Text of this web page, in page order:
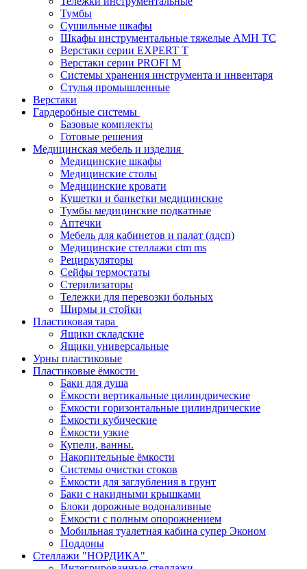
Тумбы
Cушильные шкафы
Шкафы инструментальные тяжелые AMH TC
Верстаки серии EXPERT T
Верстаки серии PROFI M
Системы хранения инструмента и инвентаря
Стулья промышленные
Верстаки
Гардеробные системы
Базовые комплекты
Готовые решения
Медицинская мебель и изделия
Медицинские шкафы
Медицинские столы
Медицинские кровати
Кушетки и банкетки медицинские
Тумбы медицинские подкатные
Аптечки
Мебель для кабинетов и палат (лдсп)
Медицинские стеллажи ctm ms
Рециркуляторы
Сейфы термостаты
Стерилизаторы
Тележки для перевозки больных
Ширмы и стойки
Пластиковая тара
Ящики складские
Ящики универсальные
Урны пластиковые
Пластиковые ёмкости
Баки для душа
Ёмкости вертикальные цилиндрические
Ёмкости горизонтальные цилиндрические
Ёмкости кубические
Ёмкости узкие
Купели, ванны.
Накопительные ёмкости
Системы очистки стоков
Ёмкости для заглубления в грунт
Баки с накидными крышками
Блоки дорожные водоналивные
Ёмкости с полным опорожнением
Мобильная туалетная кабина супер Эконом
Поддоны
Стеллажи "НОРДИКА"